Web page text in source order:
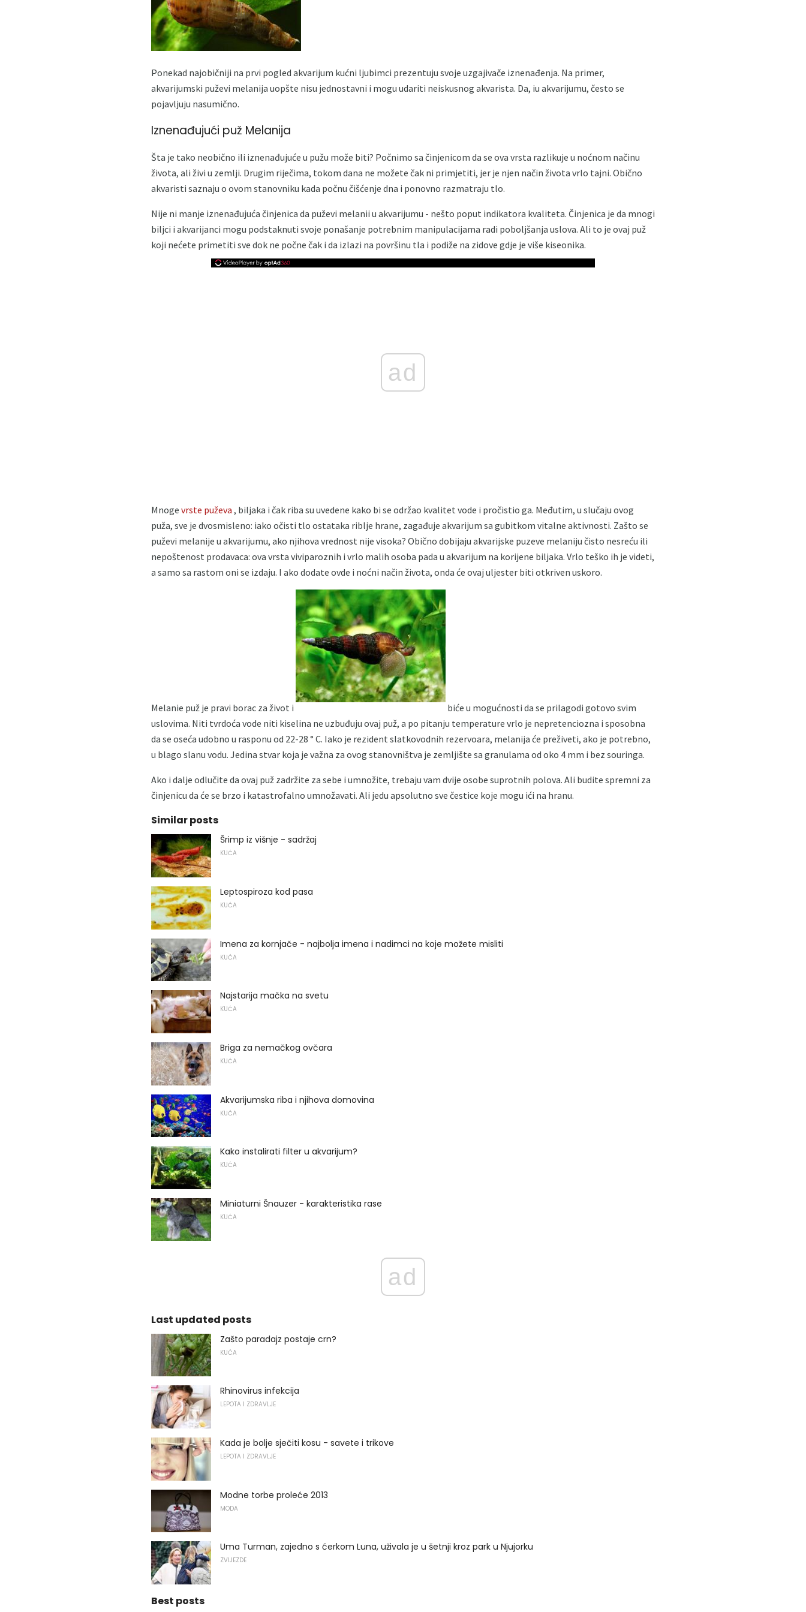
Ponekad najobičniji na prvi pogled akvarijum kućni ljubimci prezentuju svoje uzgajivače iznenađenja. Na primer,
akvarijumski puževi melanija uopšte nisu jednostavni i mogu udariti neiskusnog akvarista. Da, iu akvarijumu, često se
pojavljuju nasumično.
Iznenađujući puž Melanija
Šta je tako neobično ili iznenađujuće u pužu može biti? Počnimo sa činjenicom da se ova vrsta razlikuje u noćnom načinu
života, ali živi u zemlji. Drugim riječima, tokom dana ne možete čak ni primjetiti, jer je njen način života vrlo tajni. Obično
akvaristi saznaju o ovom stanovniku kada počnu čišćenje dna i ponovno razmatraju tlo.
Nije ni manje iznenađujuća činjenica da puževi melanii u akvarijumu - nešto poput indikatora kvaliteta. Činjenica je da mnogi
biljci i akvarijanci mogu podstaknuti svoje ponašanje potrebnim manipulacijama radi poboljšanja uslova. Ali to je ovaj puž
koji nećete primetiti sve dok ne počne čak i da izlazi na površinu tla i podiže na zidove gdje je više kiseonika.
ad
Mnoge vrste puževa , biljaka i čak riba su uvedene kako bi se održao kvalitet vode i pročistio ga. Međutim, u slučaju ovog
puža, sve je dvosmisleno: iako očisti tlo ostataka riblje hrane, zagađuje akvarijum sa gubitkom vitalne aktivnosti. Zašto se
puževi melanije u akvarijumu, ako njihova vrednost nije visoka? Obično dobijaju akvarijske puzeve melaniju čisto nesreću ili
nepoštenost prodavaca: ova vrsta viviparoznih i vrlo malih osoba pada u akvarijum na korijene biljaka. Vrlo teško ih je videti,
a samo sa rastom oni se izdaju. I ako dodate ovde i noćni način života, onda će ovaj uljester biti otkriven uskoro.
Melanie puž je pravi borac za život i
biće u mogućnosti da se prilagodi gotovo svim
uslovima. Niti tvrdoća vode niti kiselina ne uzbuđuju ovaj puž, a po pitanju temperature vrlo je nepretenciozna i sposobna
da se oseća udobno u rasponu od 22-28 ° C. Iako je rezident slatkovodnih rezervoara, melanija će preživeti, ako je potrebno,
u blago slanu vodu. Jedina stvar koja je važna za ovog stanovništva je zemljište sa granulama od oko 4 mm i bez souringa.
Ako i dalje odlučite da ovaj puž zadržite za sebe i umnožite, trebaju vam dvije osobe suprotnih polova. Ali budite spremni za
činjenicu da će se brzo i katastrofalno umnožavati. Ali jedu apsolutno sve čestice koje mogu ići na hranu.
Similar posts
Šrimp iz višnje - sadržaj
KUĆA
Leptospiroza kod pasa
KUĆA
Imena za kornjače - najbolja imena i nadimci na koje možete misliti
KUĆA
Najstarija mačka na svetu
KUĆA
Briga za nemačkog ovčara
KUĆA
Akvarijumska riba i njihova domovina
KUĆA
Kako instalirati filter u akvarijum?
KUĆA
Miniaturni Šnauzer - karakteristika rase
KUĆA
ad
Last updated posts
Zašto paradajz postaje crn?
KUĆA
Rhinovirus infekcija
LEPOTA I ZDRAVLJE
Kada je bolje sječiti kosu - savete i trikove
LEPOTA I ZDRAVLJE
Modne torbe proleće 2013
MODA
Uma Turman, zajedno s ćerkom Luna, uživala je u šetnji kroz park u Njujorku
ZVIJEZDE
Best posts